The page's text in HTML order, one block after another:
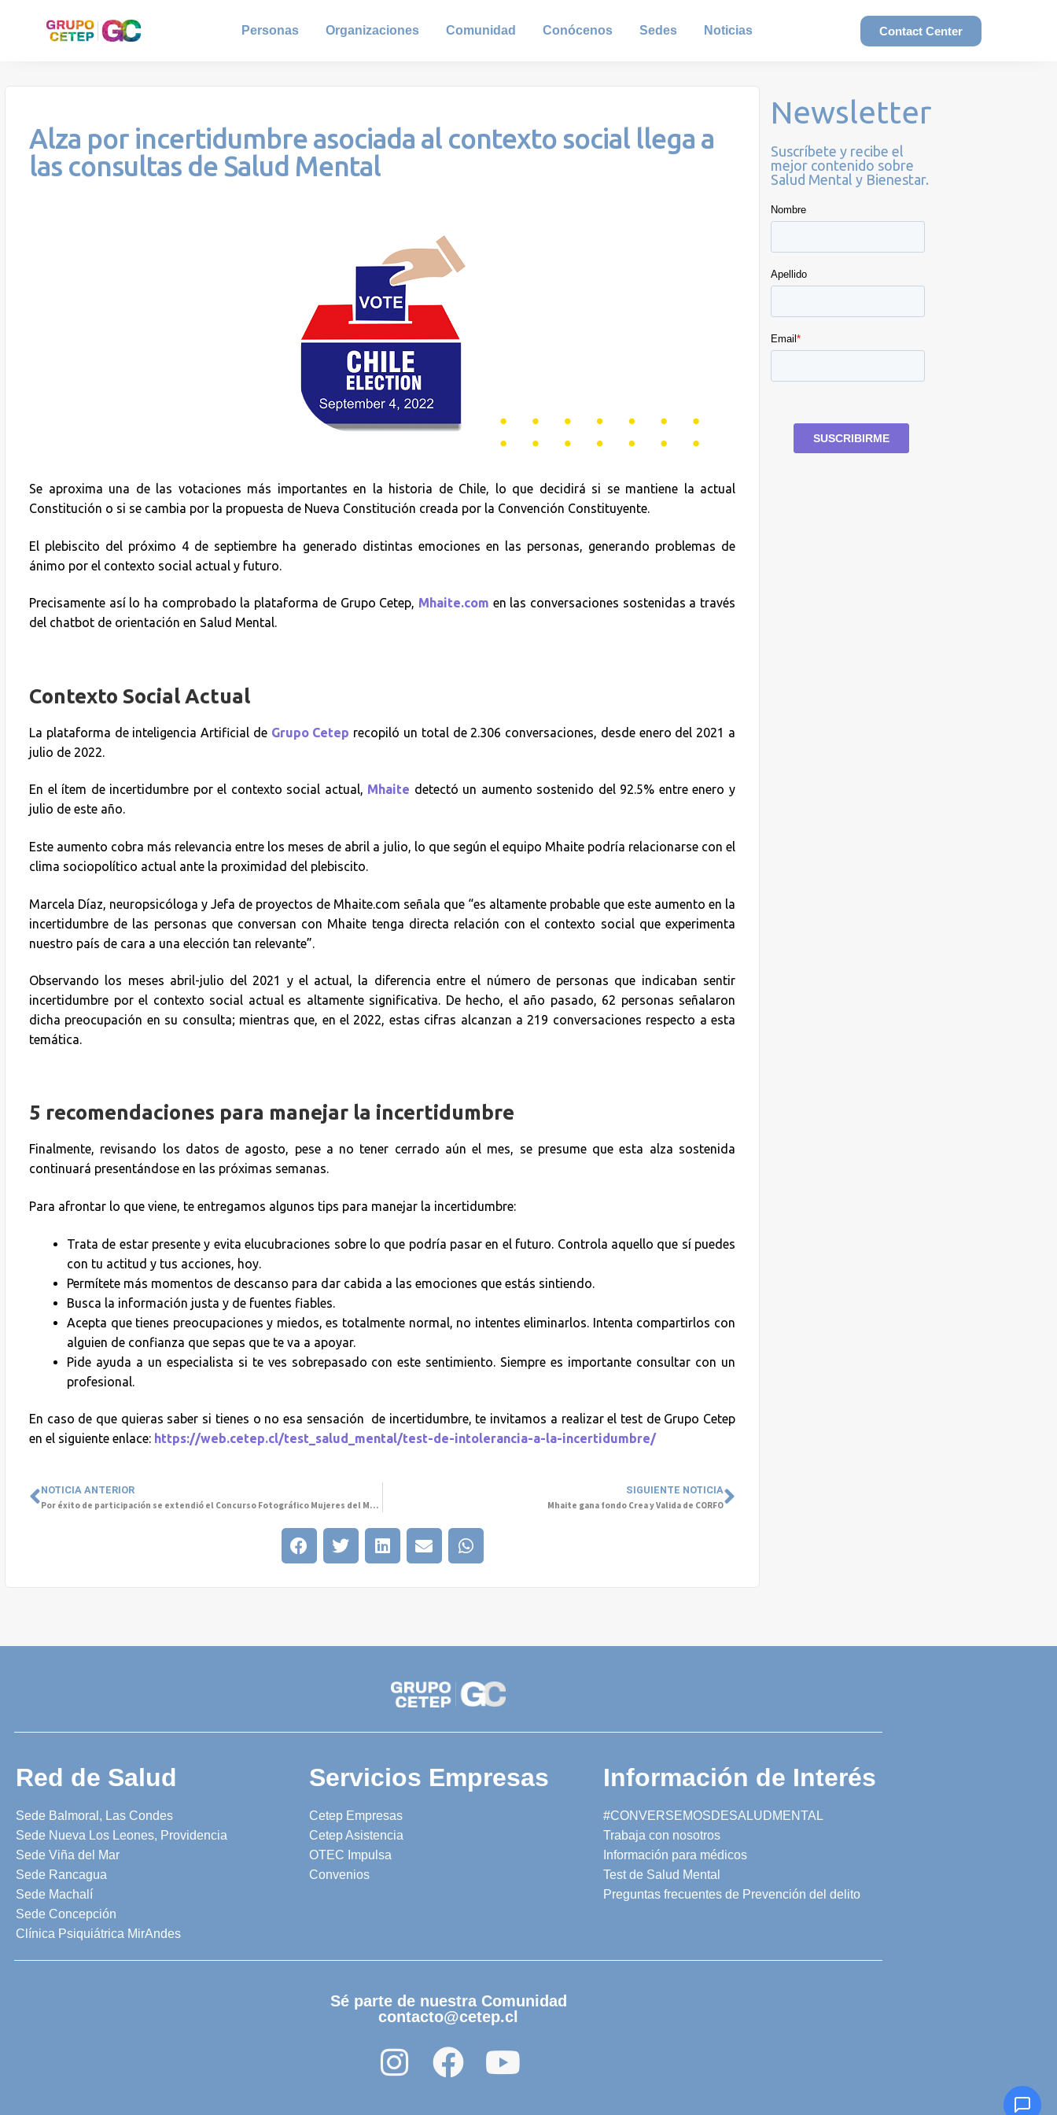
Personas Organizaciones Comunidad Conócenos Sedes Noticias Contact Center
Alza por incertidumbre asociada al contexto social llega a
las consultas de Salud Mental
Se aproxima una de las votaciones más importantes en la historia de Chile, lo que decidirá si se mantiene la actual
Constitución o si se cambia por la propuesta de Nueva Constitución creada por la Convención Constituyente.
El plebiscito del próximo 4 de septiembre ha generado distintas emociones en las personas, generando problemas de
ánimo por el contexto social actual y futuro.
Precisamente así lo ha comprobado la plataforma de Grupo Cetep, Mhaite.com en las conversaciones sostenidas a través
del chatbot de orientación en Salud Mental.
Contexto Social Actual
La plataforma de inteligencia Artificial de Grupo Cetep recopiló un total de 2.306 conversaciones, desde enero del 2021 a
julio de 2022.
En el ítem de incertidumbre por el contexto social actual, Mhaite detectó un aumento sostenido del 92.5% entre enero y
julio de este año.
Este aumento cobra más relevancia entre los meses de abril a julio, lo que según el equipo Mhaite podría relacionarse con el
clima sociopolítico actual ante la proximidad del plebiscito.
Marcela Díaz, neuropsicóloga y Jefa de proyectos de Mhaite.com señala que “es altamente probable que este aumento en la
incertidumbre de las personas que conversan con Mhaite tenga directa relación con el contexto social que experimenta
nuestro país de cara a una elección tan relevante”.
Observando los meses abril-julio del 2021 y el actual, la diferencia entre el número de personas que indicaban sentir
incertidumbre por el contexto social actual es altamente significativa. De hecho, el año pasado, 62 personas señalaron
dicha preocupación en su consulta; mientras que, en el 2022, estas cifras alcanzan a 219 conversaciones respecto a esta
temática.
5 recomendaciones para manejar la incertidumbre
Finalmente, revisando los datos de agosto, pese a no tener cerrado aún el mes, se presume que esta alza sostenida
continuará presentándose en las próximas semanas.
Para afrontar lo que viene, te entregamos algunos tips para manejar la incertidumbre:
Trata de estar presente y evita elucubraciones sobre lo que podría pasar en el futuro. Controla aquello que sí puedes
con tu actitud y tus acciones, hoy.
Permítete más momentos de descanso para dar cabida a las emociones que estás sintiendo.
Busca la información justa y de fuentes fiables.
Acepta que tienes preocupaciones y miedos, es totalmente normal, no intentes eliminarlos. Intenta compartirlos con
alguien de confianza que sepas que te va a apoyar.
Pide ayuda a un especialista si te ves sobrepasado con este sentimiento. Siempre es importante consultar con un
profesional.
En caso de que quieras saber si tienes o no esa sensación de incertidumbre, te invitamos a realizar el test de Grupo Cetep
en el siguiente enlace: https://web.cetep.cl/test_salud_mental/test-de-intolerancia-a-la-incertidumbre/
NOTICIA ANTERIOR
Por éxito de participación se extendió el Concurso Fotográfico Mujeres del Mundo y Salud Mental hasta el 14 de agosto
SIGUIENTE NOTICIA
Mhaite gana fondo Crea y Valida de CORFO
Newsletter
Suscríbete y recibe el
mejor contenido sobre
Salud Mental y Bienestar.
Red de Salud
Sede Balmoral, Las Condes
Sede Nueva Los Leones, Providencia
Sede Viña del Mar
Sede Rancagua
Sede Machalí
Sede Concepción
Clínica Psiquiátrica MirAndes
Servicios Empresas
Cetep Empresas
Cetep Asistencia
OTEC Impulsa
Convenios
Información de Interés
#CONVERSEMOSDESALUDMENTAL
Trabaja con nosotros
Información para médicos
Test de Salud Mental
Preguntas frecuentes de Prevención del delito
Sé parte de nuestra Comunidad
contacto@cetep.cl